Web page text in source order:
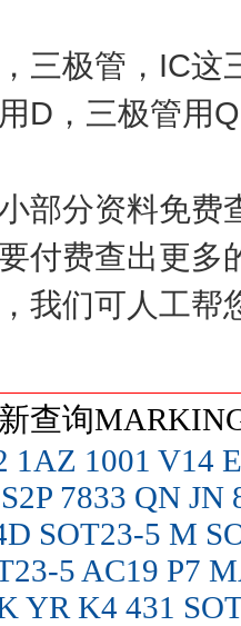
三极管，IC这
D，三极管用
部分资料免费
付费查出更多
我们可人工帮
查询
1AZ 1001 V14
S2P 7833 QN JN
SOT23-5 M
5 AC19 P7
YR K4 431